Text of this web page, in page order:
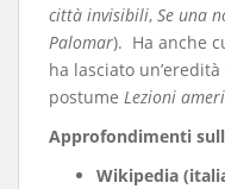
città invisibili, Se una
Palomar). Ha anche
ha lasciato
postume Lezioni
Approfondimenti
Wikipedia